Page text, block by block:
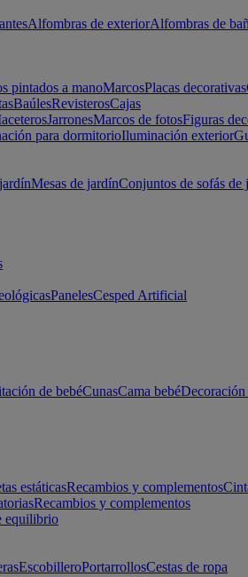
Alfombras de exteriorAlfombras de
pintados a manoMarcosPlacas decorativas
BaúlesRevisterosCajas
JarronesMarcos de fotosFiguras
para dormitorioIluminación exterior
Mesas de jardínConjuntos de sofás de
PanelesCesped Artificial
de bebéCunasCama bebéDecoración
estáticasRecambios y complementos
Recambios y complementos
equilibrio
EscobilleroPortarrollosCestas de ropa